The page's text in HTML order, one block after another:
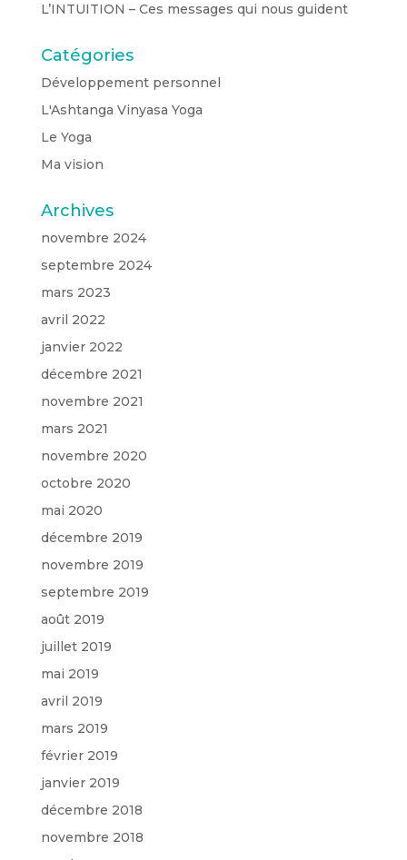
L’INTUITION – Ces messages qui nous guident
Catégories
Développement personnel
L'Ashtanga Vinyasa Yoga
Le Yoga
Ma vision
Archives
novembre 2024
septembre 2024
mars 2023
avril 2022
janvier 2022
décembre 2021
novembre 2021
mars 2021
novembre 2020
octobre 2020
mai 2020
décembre 2019
novembre 2019
septembre 2019
août 2019
juillet 2019
mai 2019
avril 2019
mars 2019
février 2019
janvier 2019
décembre 2018
novembre 2018